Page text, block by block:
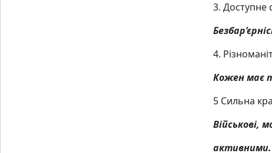
3. Доступне
4.
Кожен має
5 Сильна
Військові,
активними.